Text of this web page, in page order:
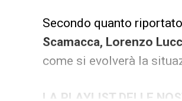
Secondo quanto
Scamacca, Lorenzo
come si evolverà la
LA PLAYLIST DELLE